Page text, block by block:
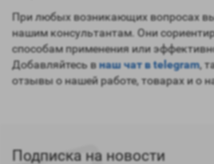
При любых возникающих вопросах
нашим консультантам. Они
способам применения или
Добавляйтесь внаш чат в telegram,
отзывы о нашей работе, товарах и о
Подписка на новости